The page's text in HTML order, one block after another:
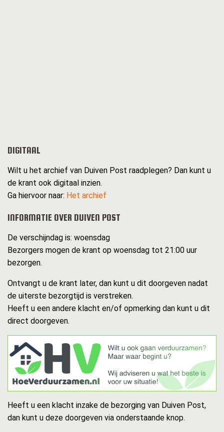
DIGITAAL
Wilt u het archief van Duiven Post raadplegen? Dan kunt u
de krant ook digitaal inzien.
Ga hiervoor naar: Het archief
INFORMATIE OVER DUIVEN POST
De verschijndag is: woensdag
Bezorgers mogen de krant op woensdag tot 21:00 uur
bezorgen.
Ontvangt u de krant later, dan kunt u dit doorgeven nadat
de uiterste bezorgtijd is verstreken.
Heeft u een andere klacht en/of opmerking dan kunt u dit
direct doorgeven.
Heeft u een klacht inzake de bezorging van Duiven Post,
dan kunt u deze doorgeven via onderstaande knop.